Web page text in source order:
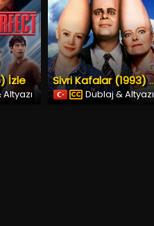
İzle
Sivri
Dublaj & Altyazı